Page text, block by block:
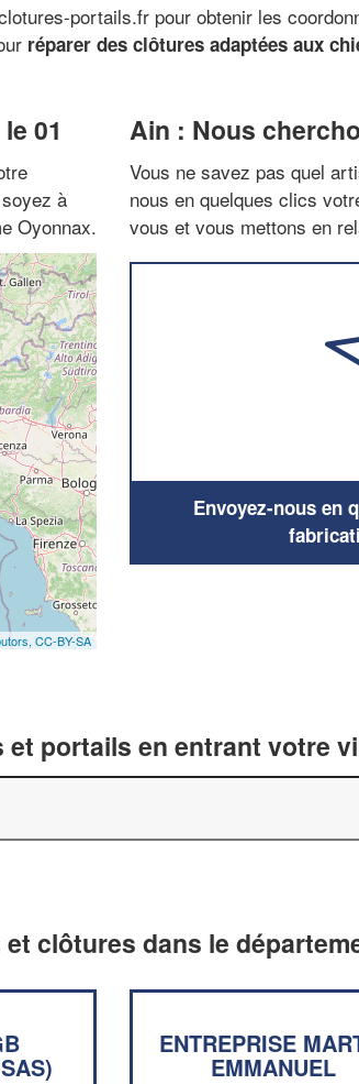
portails.fr pour obtenir les
réparer des clôtures adaptées aux
01
à
Oyonnax.
CC-BY-SA
Ain : Nous
Vous ne savez pas quel
nous en quelques clics
vous et vous mettons en
Envoyez-nous en
portails en entrant votre
clôtures dans le
ENTREPRISE
EMMANUEL